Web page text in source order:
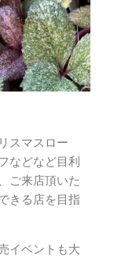
スマスロー
などなど目利
ご来店頂いた
きる店を目指
イベントも大